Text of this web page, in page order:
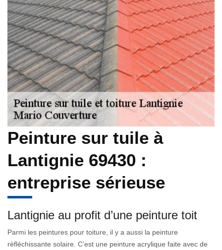
Peinture sur tuile à
Lantignie 69430 :
entreprise sérieuse
Lantignie au profit d’une peinture toit
Parmi les peintures pour toiture, il y a aussi la peinture
réfléchissante solaire. C’est une peinture acrylique faite avec de